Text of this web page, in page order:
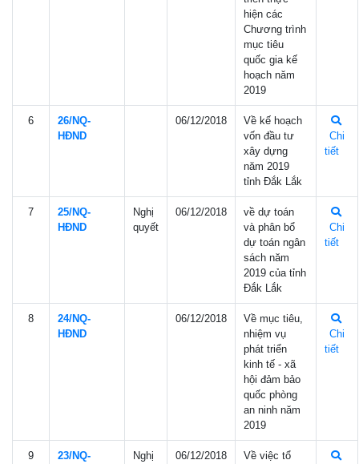
hiện các
Chương trình
mục tiêu
quốc gia kế
hoạch năm
2019
6
26/NQ-
HÐND
06/12/2018
Về kế hoạch
vốn đầu tư
xây dựng
năm 2019
tỉnh Đắk Lắk
Chi
tiết
7
25/NQ-
HÐND
Nghị
quyết
06/12/2018
về dự toán
và phân bổ
dự toán ngân
sách năm
2019 của tỉnh
Đắk Lắk
Chi
tiết
8
24/NQ-
HÐND
06/12/2018
Về mục tiêu,
nhiệm vụ
phát triển
kinh tế - xã
hội đảm bảo
quốc phòng
an ninh năm
2019
Chi
tiết
9
23/NQ-
Nghị
06/12/2018
Về việc tổ